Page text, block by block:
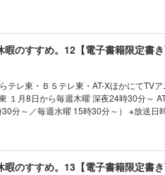
して四人で一緒に迷宮攻略に出かけたり
闘していた。 そして来る、別れの日。
っていく。 一方リゼルたちもアスタル
アスタルニア王族の“ある男”と出会う
のすすめ。12【電子書籍限定書き
テレ東・ＢＳテレ東・AT-XほかにてTV
分～／毎週水曜 15時30分～） ※放送日時は
かしく感じる顔ぶれと再会するも、ど
険者たちとの合同依頼に出かけたり、絵
のすすめ。13【電子書籍限定書き